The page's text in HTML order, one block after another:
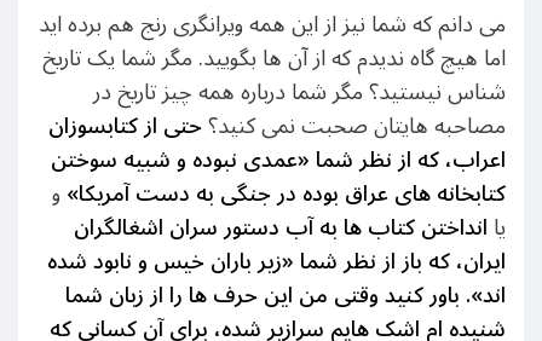
می دانم که شما نیز از این همه ویرانگری رنج هم برده اید
اما هیچ گاه ندیدم که از آن ها بگویید. مگر شما یک تاریخ
شناس نیستید؟ مگر شما درباره همه چیز تاریخ در
مصاحبه هایتان صحبت نمی کنید؟حتی از کتابسوزان
اعراب، که از نظر شما «عمدی نبوده و شبیه سوختن
کتابخانه های عراق بوده در جنگی به دست آمریکا»و
یاانداختن کتاب ها به آب دستور سران اشغالگران
ایران، که باز از نظر شما «زیر باران خیس و نابود شده
اند». باور کنید وقتی من این حرف ها را از زبان شما
شنیده ام اشک هایم سرازیر شده، برای آن کسانی که